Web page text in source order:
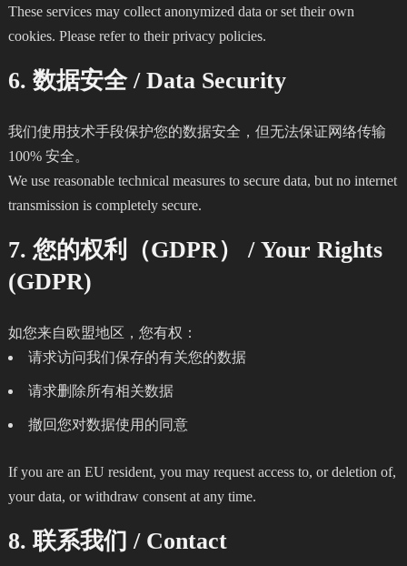
These services may collect anonymized data or set their own
cookies. Please refer to their privacy policies.
6. 数据安全 / Data Security
我们使用技术手段保护您的数据安全，但无法保证网络传输
100% 安全。
We use reasonable technical measures to secure data, but no internet
transmission is completely secure.
7. 您的权利（GDPR） / Your Rights
(GDPR)
如您来自欧盟地区，您有权：
请求访问我们保存的有关您的数据
请求删除所有相关数据
撤回您对数据使用的同意
If you are an EU resident, you may request access to, or deletion of,
your data, or withdraw consent at any time.
8. 联系我们 / Contact